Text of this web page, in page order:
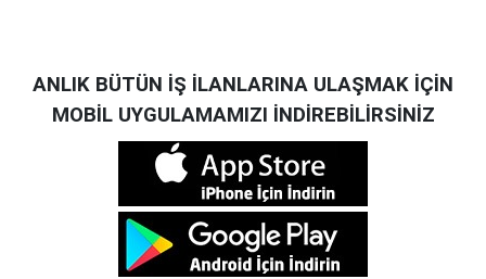
ANLIK BÜTÜN İŞ İLANLARINA ULAŞMAK İÇİN
MOBİL UYGULAMAMIZI İNDİREBİLİRSİNİZ